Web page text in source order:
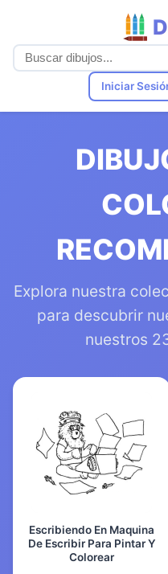
Iniciar
Explora nuestra
para descubrir
nuestros
Escribiendo En Maquina
De Escribir Para Pintar Y
Colorear